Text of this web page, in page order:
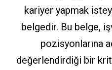
kariyer yapmak
belgedir. Bu belge,
pozisyonlarına
değerlendirdiği bir